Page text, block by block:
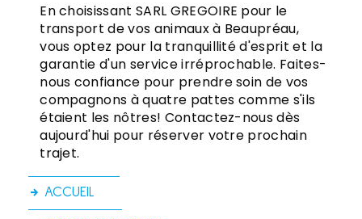
En choisissant SARL GREGOIRE pour le
transport de vos animaux à Beaupréau,
vous optez pour la tranquillité d'esprit et la
garantie d'un service irréprochable. Faites-
nous confiance pour prendre soin de vos
compagnons à quatre pattes comme s'ils
étaient les nôtres! Contactez-nous dès
aujourd'hui pour réserver votre prochain
trajet.
ACCUEIL